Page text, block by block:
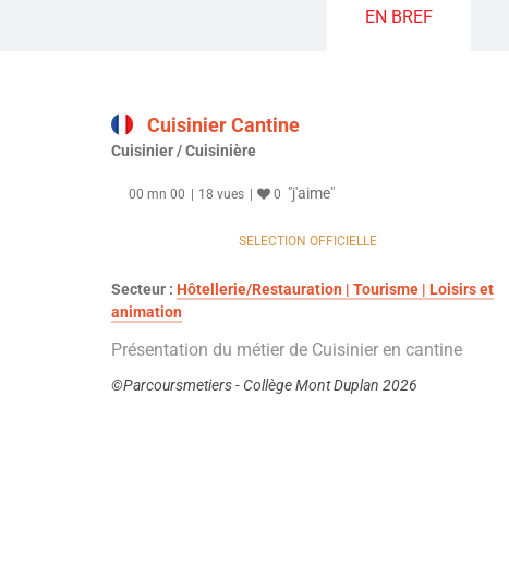
EN BREF
Cuisinier Cantine
Cuisinier / Cuisinière
00 mn 00 18 vues 0 "j'aime"
SELECTION OFFICIELLE
Secteur : Hôtellerie/Restauration | Tourisme | Loisirs et
animation
Présentation du métier de Cuisinier en cantine
©Parcoursmetiers - Collège Mont Duplan 2026